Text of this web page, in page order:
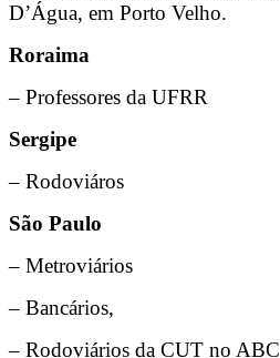
D’Água, em Porto Velho.
Roraima
– Professores da UFRR
Sergipe
– Rodoviáros
São Paulo
– Metroviários
– Bancários,
– Rodoviários da CUT no ABC